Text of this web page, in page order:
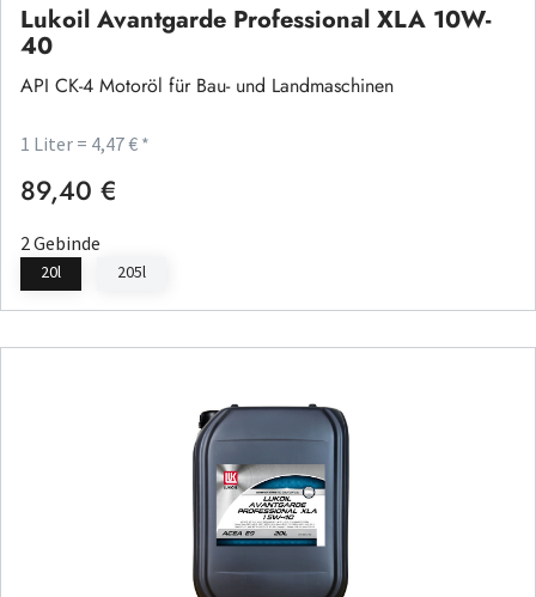
Lukoil Avantgarde Professional XLA 10W-
40
API CK-4 Motoröl für Bau- und Landmaschinen
1 Liter = 4,47 € *
Regulärer Preis:
89,40 €
2 Gebinde
20l 205l